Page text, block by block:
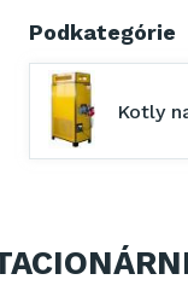
Podkategórie
Kotly